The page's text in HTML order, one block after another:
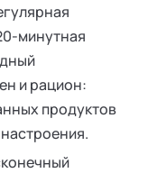
минутная
и рацион:
продуктов